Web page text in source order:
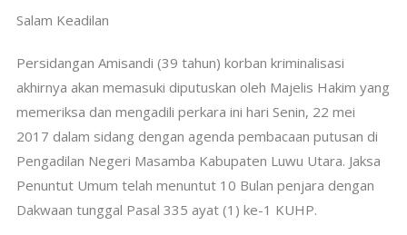
Salam Keadilan
Persidangan Amisandi (39 tahun) korban kriminalisasi
akhirnya akan memasuki diputuskan oleh Majelis Hakim yang
memeriksa dan mengadili perkara ini hari Senin, 22 mei
2017 dalam sidang dengan agenda pembacaan putusan di
Pengadilan Negeri Masamba Kabupaten Luwu Utara. Jaksa
Penuntut Umum telah menuntut 10 Bulan penjara dengan
Dakwaan tunggal Pasal 335 ayat (1) ke-1 KUHP.